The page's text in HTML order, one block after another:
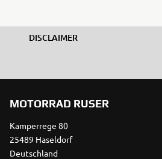
DISCLAIMER
MOTORRAD RUSER
Kamperrege 80
25489 Haseldorf
Deutschland